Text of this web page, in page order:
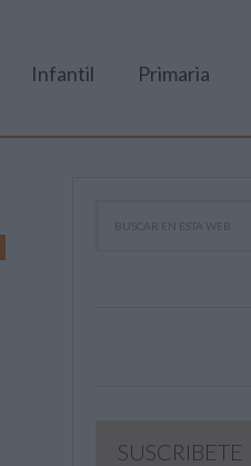
Infantil Primaria
SUSCRIBETE